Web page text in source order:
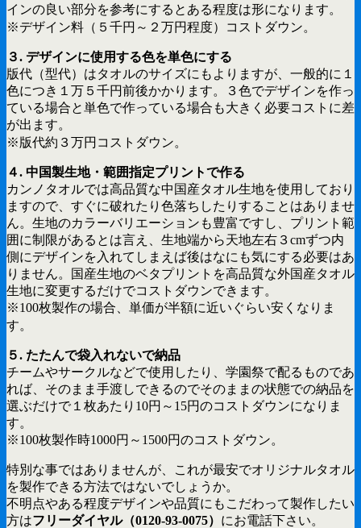
インの良い部分を参考にするとある程度は形になります。
※デザイン料（５千円～２万円程度）コストダウン。
３. デザインに使用する色を単色にする
版代（型代）はタオルのサイズにもよりますが、一般的に１
色につき１万５千円前後かかります。３色でデザインを作っ
ている場合と単色で作っている場合も大きく必要コストに差
が出ます。
※版代約３万円コストダウン。
４. 中国製生地・範囲指定プリントで作る
カンノタオルでは高品質な中国産タオル生地を使用しており
ますので、すぐに破れたり色落ちしたりすることはありませ
ん。生地のカラーバリエーションも豊富ですし、プリント範
囲に制限があるとは言え、生地端から天地左右３cmずつ内
側にデザインを入れてしまえば後はなにも気にする必要はあ
りません。国産生地のベタプリントを高品質な外国産タオル
生地に変更するだけでコストダウンできます。
※100枚製作の場合、単価が半額に近いぐらい安くなりま
す。
５. たたんで袋入れないで納品
チームやサークルなどで使用したり、学園祭で配るものであ
れば、そのまま手渡しできるのでそのままの状態での納品を
選ぶだけで１枚あたり10円～15円のコストダウンになりま
す。
※100枚製作時1000円～1500円のコストダウン。
特別な事ではありませんが、これが最安でオリジナルタオル
を製作できる方法ではないでしょうか。
不明点やある程度デザインや品質にもこだわって製作したい
方はフリーダイヤル（0120-93-0075） にお電話下さい。